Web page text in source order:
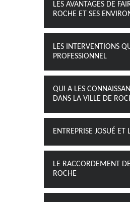
LES AVANTAGES DE
ROCHE ET SES
LES INTERVENTIONS
PROFESSIONNEL
QUI A LES
DANS LA VILLE DE
ENTREPRISE JOSUÉ
LE RACCORDEMENT
ROCHE